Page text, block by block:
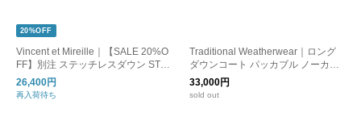
20%OFF
Vincent et Mireille｜【SALE 20%O
FF】別注 ステッチレスダウン STIT
CHLESS DOWN フードジャケット
VM232SD26072
26,400円
再入荷待ち
Traditional Weatherwear｜ロング
ダウンコート パッカブル ノーカラ
ー 軽量 アウター L242CIDCO0382
OZ トラディショナルウェザーウェ
33,000円
sold out